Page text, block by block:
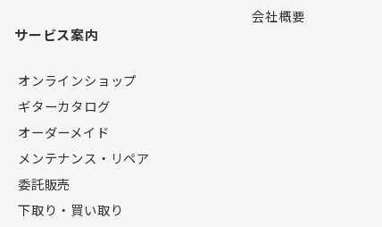
サービス案内
オンラインショップ
ギターカタログ
オーダーメイド
メンテナンス・リペア
委託販売
下取り・買い取り
会社概要